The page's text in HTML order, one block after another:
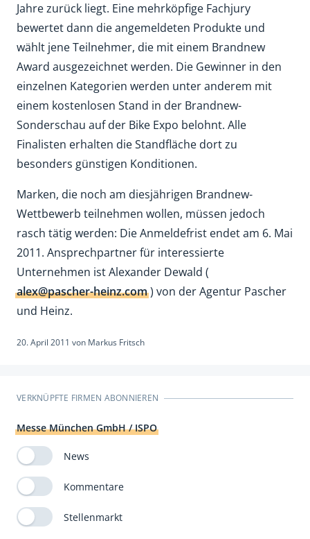
Jahre zurück liegt. Eine mehrköpfige Fachjury
bewertet dann die angemeldeten Produkte und
wählt jene Teilnehmer, die mit einem Brandnew
Award ausgezeichnet werden. Die Gewinner in den
einzelnen Kategorien werden unter anderem mit
einem kostenlosen Stand in der Brandnew-
Sonderschau auf der Bike Expo belohnt. Alle
Finalisten erhalten die Standfläche dort zu
besonders günstigen Konditionen.
Marken, die noch am diesjährigen Brandnew-
Wettbewerb teilnehmen wollen, müssen jedoch
rasch tätig werden: Die Anmeldefrist endet am 6. Mai
2011. Ansprechpartner für interessierte
Unternehmen ist Alexander Dewald (
alex@pascher-heinz.com) von der Agentur Pascher
und Heinz.
20. April 2011 von Markus Fritsch
VERKNÜPFTE FIRMEN ABONNIEREN
Messe München GmbH / ISPO
News
Kommentare
Stellenmarkt